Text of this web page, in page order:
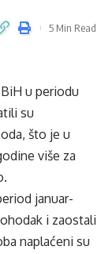
5 Min Read
u periodu
su
što je u
više za
januar-
i zaostali
naplaćeni su